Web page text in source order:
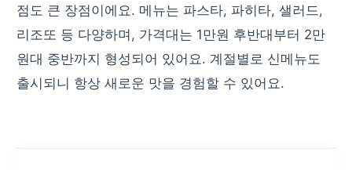
점도 큰 장점이에요. 메뉴는 파스타, 파히타, 샐러드,
리조또 등 다양하며, 가격대는 1만원 후반대부터 2만
원대 중반까지 형성되어 있어요. 계절별로 신메뉴도
출시되니 항상 새로운 맛을 경험할 수 있어요.